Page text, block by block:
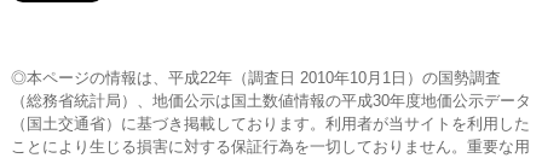
◎本ページの情報は、平成22年（調査日 2010年10月1日）の国勢調査
（総務省統計局）、地価公示は国土数値情報の平成30年度地価公示データ
（国土交通省）に基づき掲載しております。利用者が当サイトを利用した
ことにより生じる損害に対する保証行為を一切しておりません。重要な用